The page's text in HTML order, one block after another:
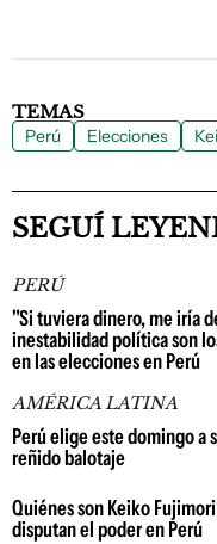
TEMAS
Perú Elecciones
SEGUÍ
PERÚ
"Si tuviera dinero, me iría
inestabilidad política son
en las elecciones en Perú
AMÉRICA LATINA
Perú elige este domingo a
reñido balotaje
Quiénes son Keiko
disputan el poder en Perú